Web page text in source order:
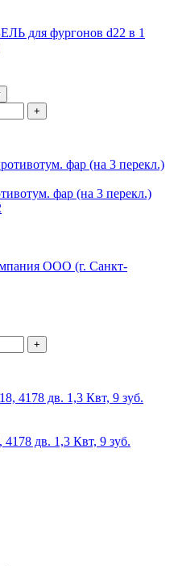
для фургонов d22 в 1
+
фар (на 3 перекл.)
ООО (г. Санкт-
+
дв. 1,3 Квт, 9 зуб.